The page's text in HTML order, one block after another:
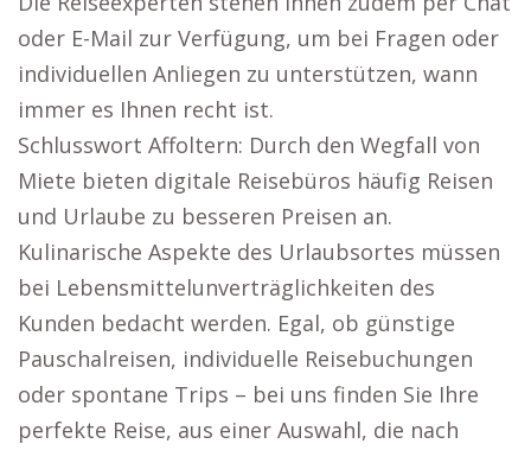
oder E-Mail zur Verfügung, um bei Fragen oder
individuellen Anliegen zu unterstützen, wann
immer es Ihnen recht ist.
Schlusswort Affoltern: Durch den Wegfall von
Miete bieten digitale Reisebüros häufig Reisen
und Urlaube zu besseren Preisen an.
Kulinarische Aspekte des Urlaubsortes müssen
bei Lebensmittelunverträglichkeiten des
Kunden bedacht werden. Egal, ob günstige
Pauschalreisen, individuelle Reisebuchungen
oder spontane Trips – bei uns finden Sie Ihre
perfekte Reise, aus einer Auswahl, die nach